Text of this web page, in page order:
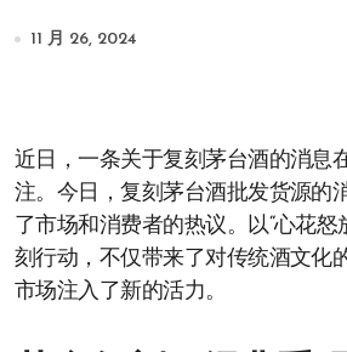
11 月 26, 2024
近日，一条关于复刻茅台酒的消息
注。今日，复刻茅台酒批发货源的
了市场和消费者的热议。以“心花怒
刻行动，不仅带来了对传统酒文化
市场注入了新的活力。